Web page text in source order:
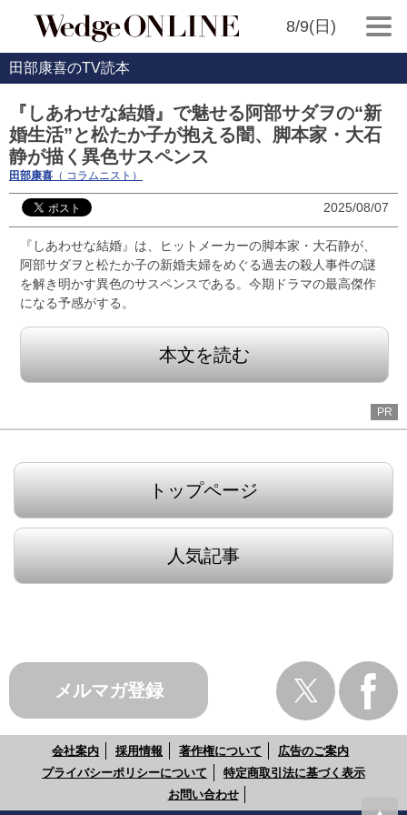
8/9(日)
田部康喜のTV読本
『しあわせな結婚』で魅せる阿部サダヲの“新
婚生活”と松たか子が抱える闇、脚本家・大石
静が描く異色サスペンス
田部康喜 （ コラムニスト）
2025/08/07
『しあわせな結婚』は、ヒットメーカーの脚本家・大石静が、
阿部サダヲと松たか子の新婚夫婦をめぐる過去の殺人事件の謎
を解き明かす異色のサスペンスである。今期ドラマの最高傑作
になる予感がする。
本文を読む
PR
トップページ
人気記事
メルマガ登録
会社案内 採用情報 著作権について
広告のご案内
プライバシーポリシーについて
特定商取引法に基づく表示
お問い合わせ